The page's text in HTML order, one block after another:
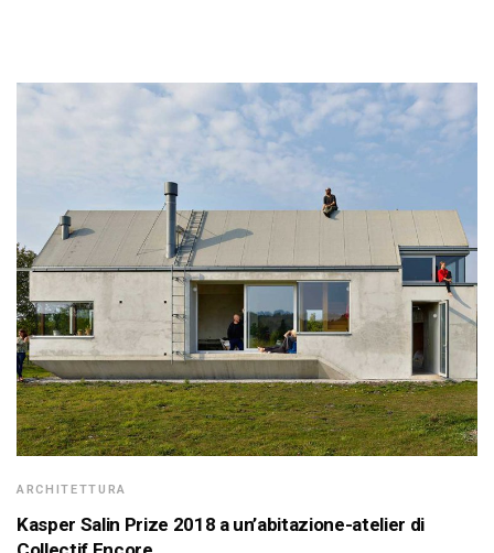
ARCHITETTURA
Kasper Salin Prize 2018 a un’abitazione-atelier di